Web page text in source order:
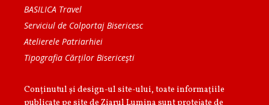
BASILICA Travel
Serviciul de Colportaj Bisericesc
Atelierele Patriarhiei
Tipografia Cărţilor Bisericeşti
Conținutul și design-ul site-ului, toate informaţiile